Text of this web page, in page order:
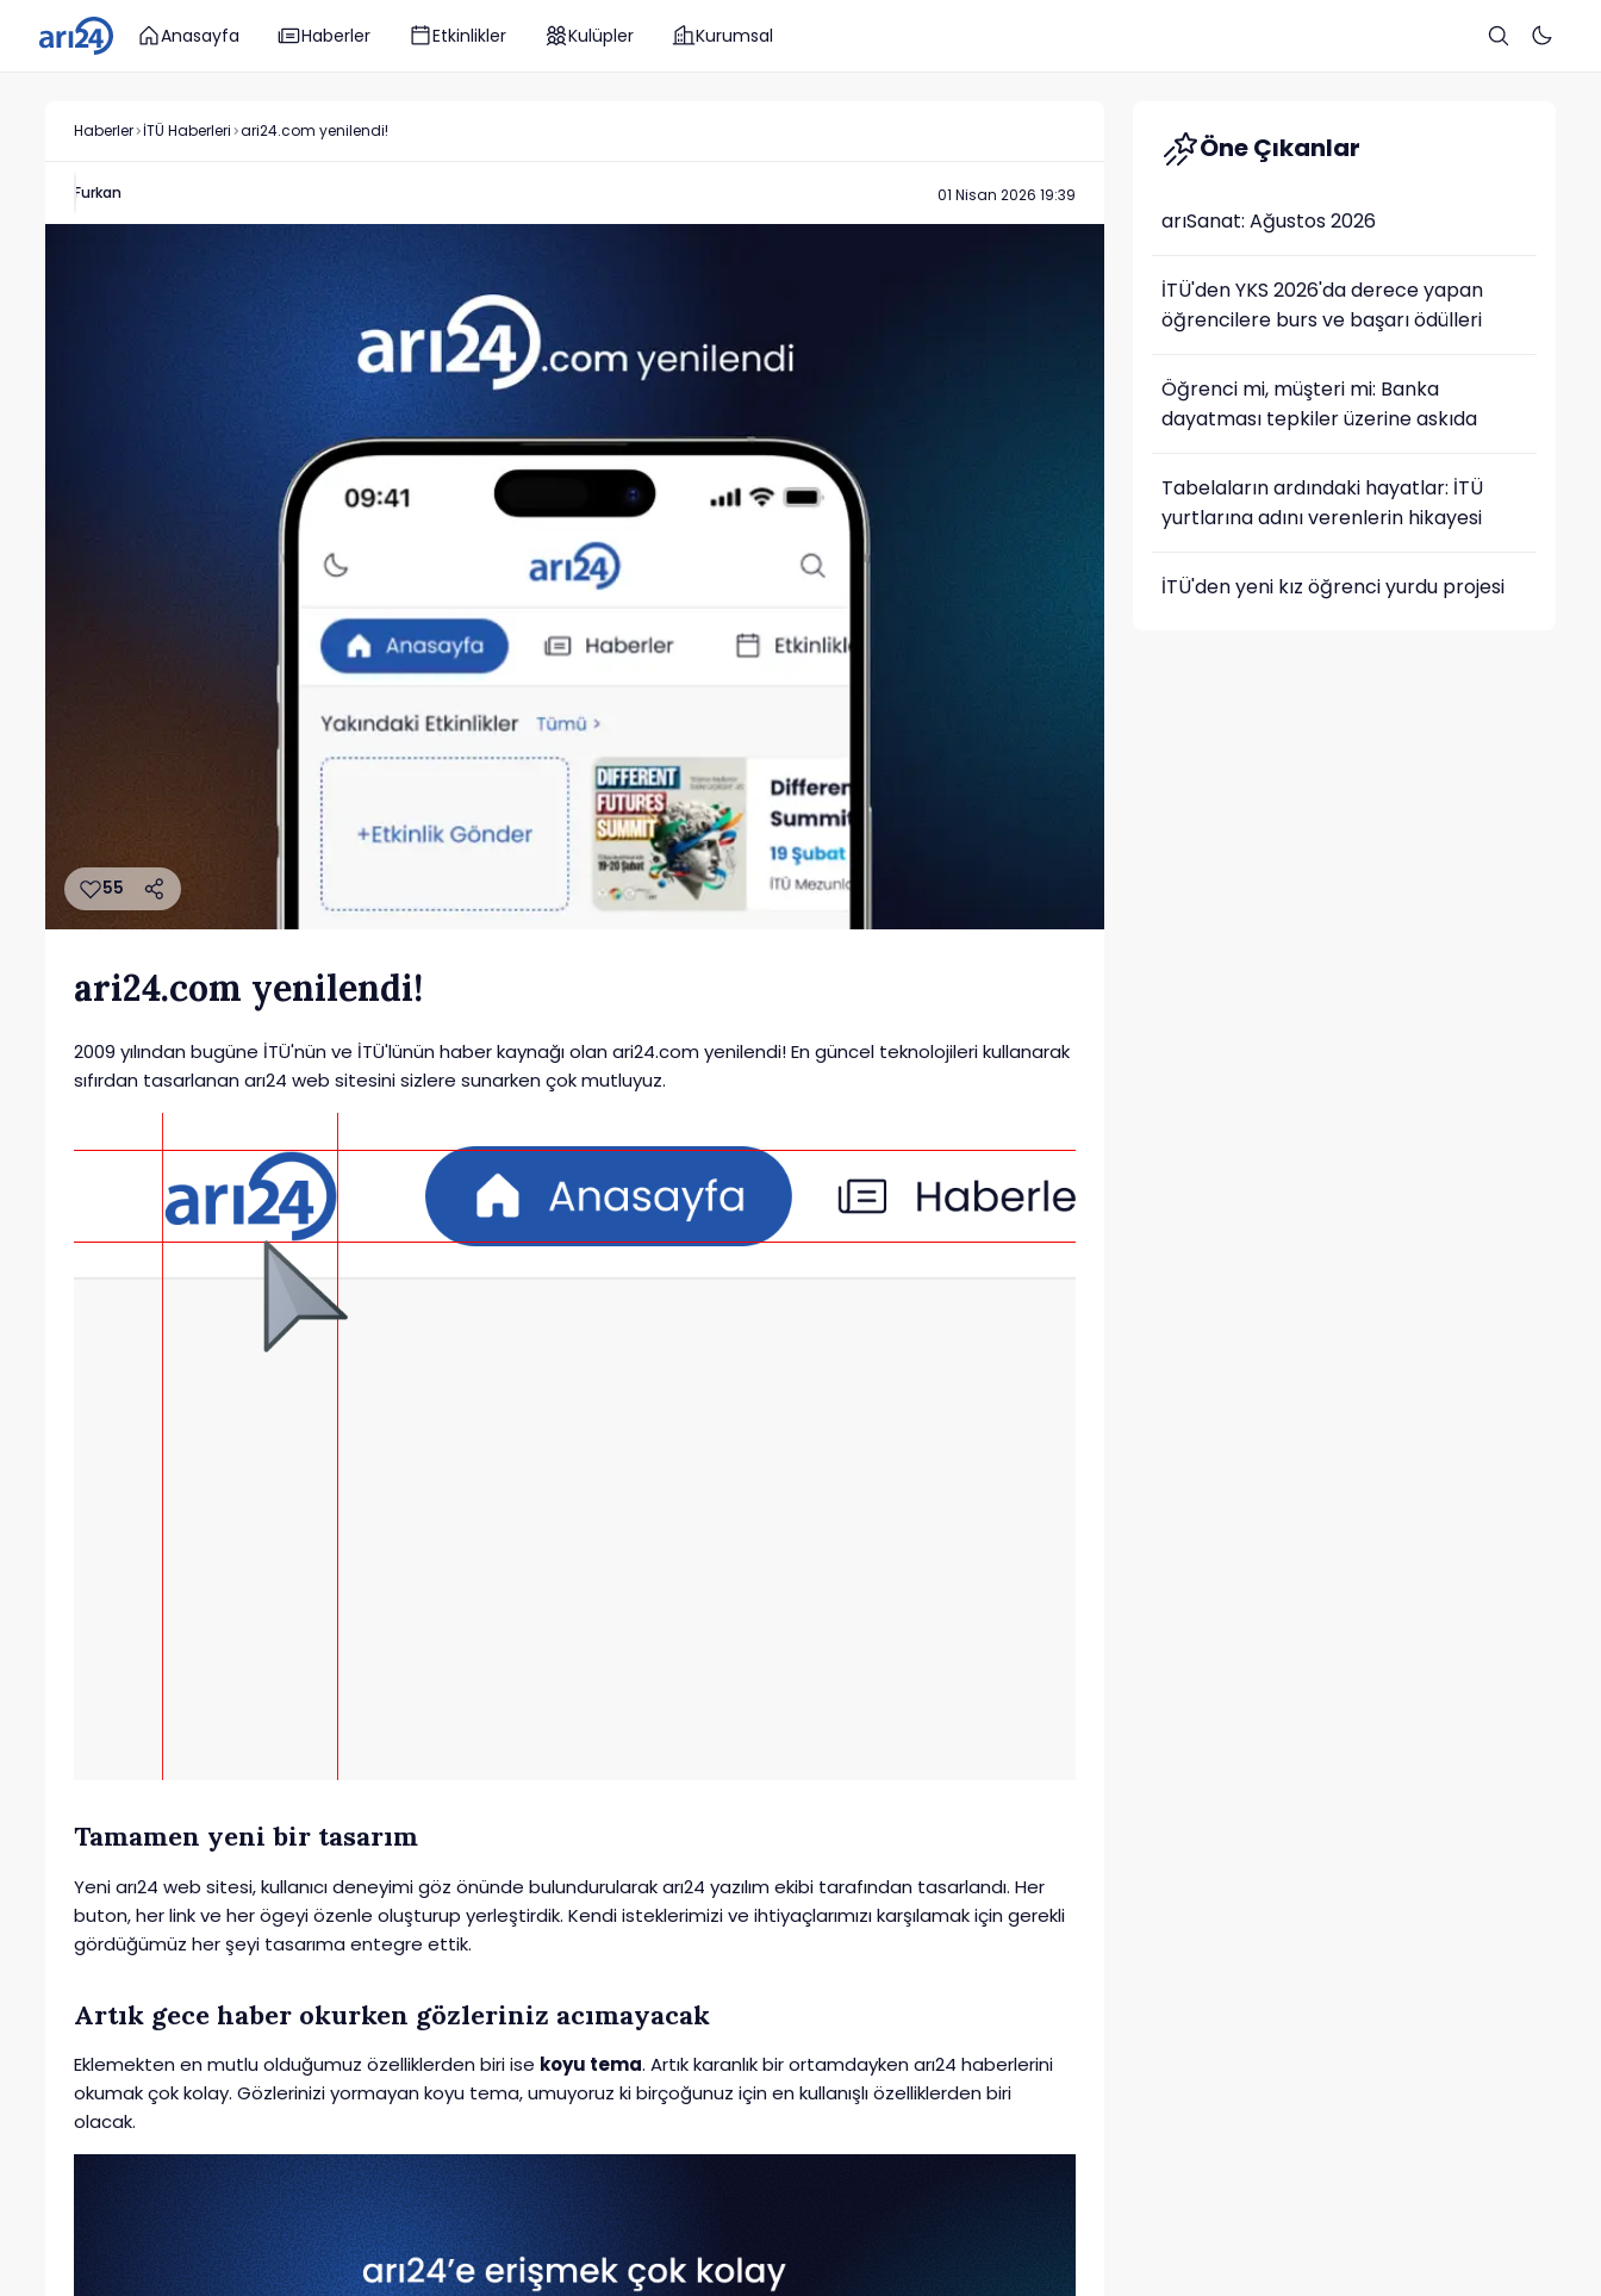
Anasayfa Haberler Etkinlikler Kulüpler Kurumsal
Haberler İTÜ Haberleri ari24.com yenilendi!
Furkan 01 Nisan 2026 19:39
55
ari24.com yenilendi!
2009 yılından bugüne İTÜ'nün ve İTÜ'lünün haber kaynağı olan ari24.com yenilendi! En güncel teknolojileri kullanarak
sıfırdan tasarlanan arı24 web sitesini sizlere sunarken çok mutluyuz.
Tamamen yeni bir tasarım
Yeni arı24 web sitesi, kullanıcı deneyimi göz önünde bulundurularak arı24 yazılım ekibi tarafından tasarlandı. Her
buton, her link ve her ögeyi özenle oluşturup yerleştirdik. Kendi isteklerimizi ve ihtiyaçlarımızı karşılamak için gerekli
gördüğümüz her şeyi tasarıma entegre ettik.
Artık gece haber okurken gözleriniz acımayacak
Eklemekten en mutlu olduğumuz özelliklerden biri ise koyu tema. Artık karanlık bir ortamdayken arı24 haberlerini
okumak çok kolay. Gözlerinizi yormayan koyu tema, umuyoruz ki birçoğunuz için en kullanışlı özelliklerden biri
olacak.
Öne Çıkanlar
arıSanat: Ağustos 2026
İTÜ'den YKS 2026'da derece yapan
öğrencilere burs ve başarı ödülleri
Öğrenci mi, müşteri mi: Banka
dayatması tepkiler üzerine askıda
Tabelaların ardındaki hayatlar: İTÜ
yurtlarına adını verenlerin hikayesi
İTÜ'den yeni kız öğrenci yurdu projesi